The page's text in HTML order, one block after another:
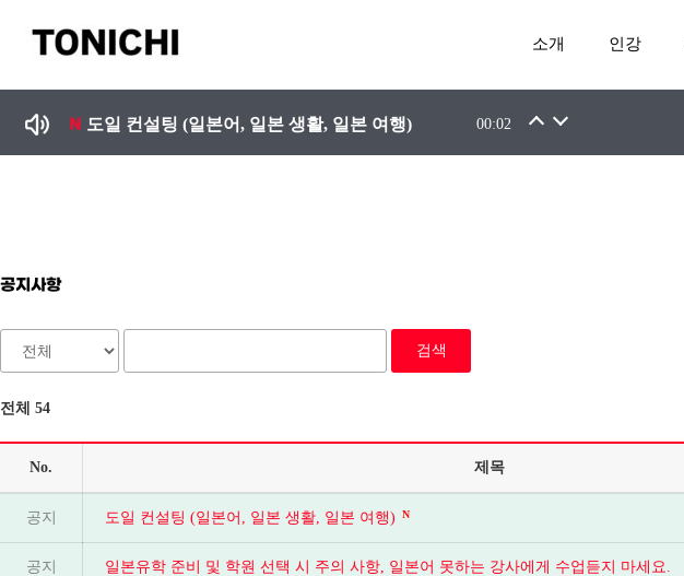
로
소개 인강
도일 컨설팅 (일본어, 일본 생활, 일본 여행) 00:02
일본유학 준비 및 학원 선택 시 주의 사항, 일본어 못하는 강사에게 수업듣지 마세요. 2026.07.16
공지사항
검색
전체 54
No. 제목
공지 도일 컨설팅 (일본어, 일본 생활, 일본 여행) N
공지 일본유학 준비 및 학원 선택 시 주의 사항, 일본어 못하는 강사에게 수업듣지 마세요.